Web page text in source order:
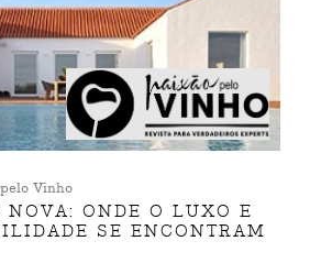
Vinho
ONDE O LUXO E
SE ENCONTRAM